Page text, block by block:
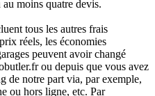
moins quatre devis.
tous les autres frais
réels, les économies
peuvent avoir changé
ou depuis que vous avez
de notre part via, par exemple,
ou hors ligne, etc. Par